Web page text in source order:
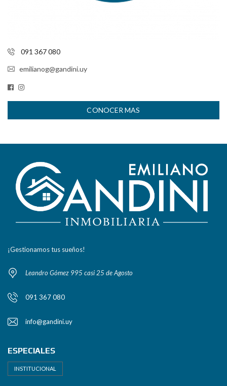
091 367 080
emilianog@gandini.uy
CONOCER MAS
¡Gestionamos tus sueños!
Leandro Gómez 995 casi 25 de Agosto
091 367 080
info@gandini.uy
ESPECIALES
INSTITUCIONAL